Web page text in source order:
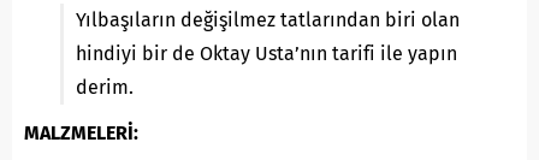
Yılbaşıların değişilmez tatlarından biri olan
hindiyi bir de Oktay Usta’nın tarifi ile yapın
derim.
MALZMELERİ: